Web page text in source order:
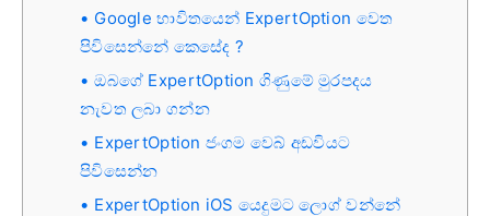
Google භාවිතයෙන් ExpertOption වෙත
පිවිසෙන්නේ කෙසේද ?
ඔබගේ ExpertOption ගිණුමේ මුරපදය
නැවත ලබා ගන්න
ExpertOption ජංගම වෙබ් අඩවියට
පිවිසෙන්න
ExpertOption iOS යෙදුමට ලොග් වන්නේ